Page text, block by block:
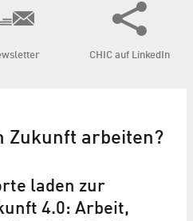
CHIC auf LinkedIn
Zukunft arbeiten?
laden zur
4.0: Arbeit,